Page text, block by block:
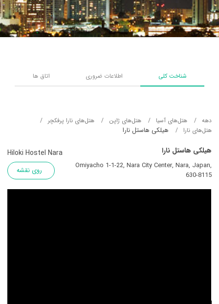
شناخت کلی اطلاعات ضروری اتاق ها
دهه هتل‌های آسيا هتل‌های ژاپن
هتل‌های نارا پرفکچر
هتل‌های نارا
هیلکی هاستل نارا
هیلکی هاستل نارا Hiloki Hostel Nara
Omiyacho 1-1-22, Nara City Center, Nara, Japan,
630-8115
روی نقشه